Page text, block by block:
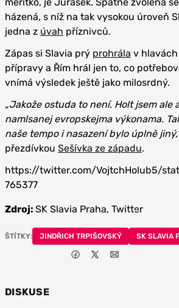
házená, s níž na tak vysokou úroveň
jedna z úvah příznivců.
Zápas si Slavia prý prohrála v
přípravy a Řím hrál jen to, co
vnímá výsledek ještě jako milosrdný.
„Jakože ostuda to není. Holt jsem ale
namlsanej evropskejma výkonama.
naše tempo i nasazení bylo úplně
přezdívkou Sešívka ze západu.
https://twitter.com/VojtchHolub5/
765377
Zdroj: SK Slavia Praha, Twitter
ŠTÍTKY: JINDŘICH TRPIŠOVSKÝ SK SLAVIA
DISKUSE